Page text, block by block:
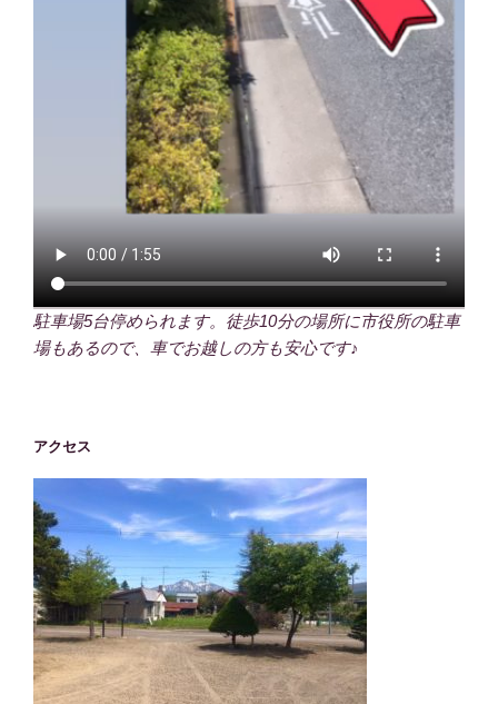
駐車場5台停められます。徒歩10分の場所に市役所の駐車
場もあるので、車でお越しの方も安心です♪
アクセス